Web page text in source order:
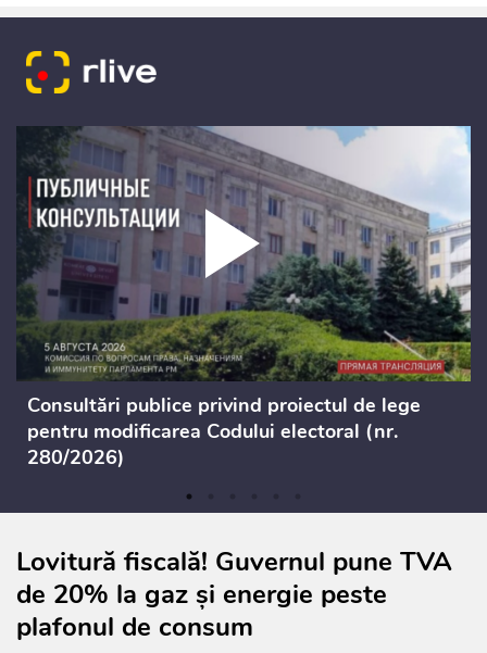
Consultări publice privind proiectul de lege
pentru modificarea Codului electoral (nr.
280/2026)
Lovitură fiscală! Guvernul pune TVA
de 20% la gaz și energie peste
plafonul de consum